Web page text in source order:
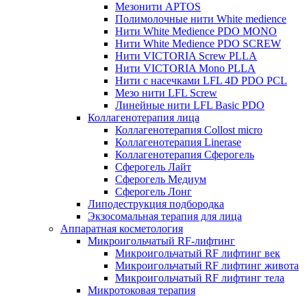
Мезонити APTOS
Полимолочные нити White medience
Нити White Medience PDO MONO
Нити White Medience PDO SCREW
Нити VICTORIA Screw PLLA
Нити VICTORIA Mono PLLA
Нити с насечками LFL 4D PDO PCL
Мезо нити LFL Screw
Линейные нити LFL Basic PDO
Коллагенотерапия лица
Коллагенотерапия Collost micro
Коллагенотерапия Linerase
Коллагенотерапия Сферогель
Сферогель Лайт
Сферогель Медиум
Сферогель Лонг
Липодеструкция подбородка
Экзосомальная терапия для лица
Аппаратная косметология
Микроигольчатый RF-лифтинг
Микроигольчатый RF лифтинг век
Микроигольчатый RF лифтинг живота
Микроигольчатый RF лифтинг тела
Микротоковая терапия